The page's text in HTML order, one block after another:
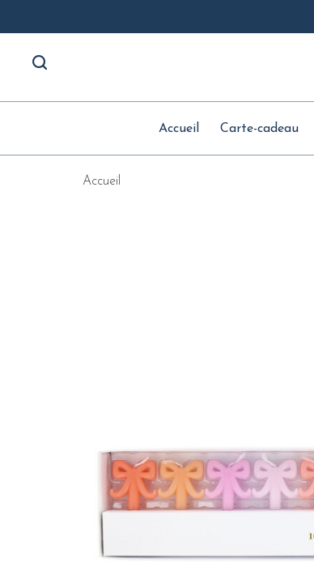
Accueil Carte-cadeau
Accueil